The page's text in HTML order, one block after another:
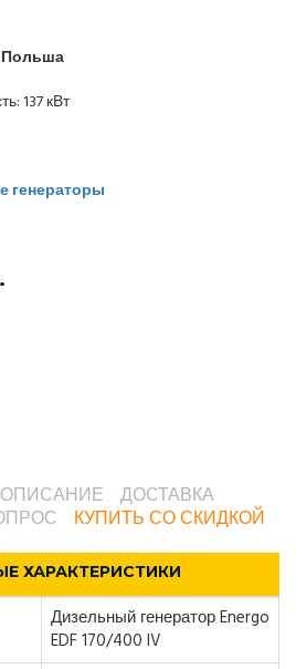
Польша
137 кВт
генераторы
ОПИСАНИЕ
ДОСТАВКА
КУПИТЬ СО СКИДКОЙ
ХАРАКТЕРИСТИКИ
Дизельный генератор Energo
EDF 170/400 IV